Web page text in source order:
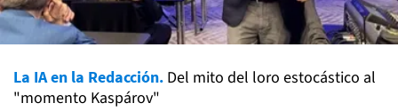
La IA en la Redacción. Del mito del loro estocástico al
"momento Kaspárov"